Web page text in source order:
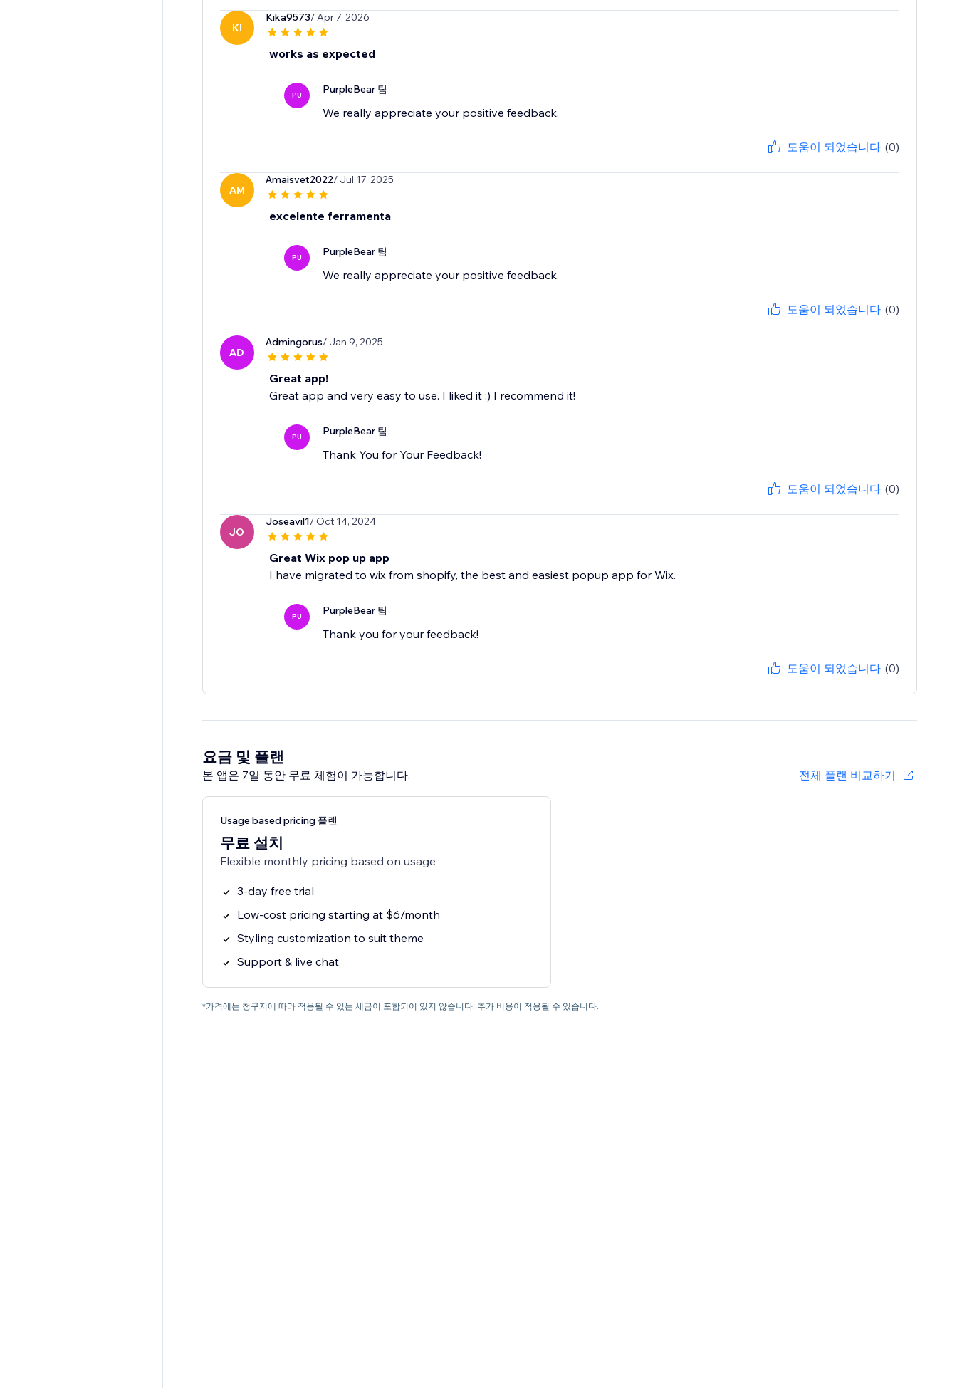
KI
Kika9573/ Apr 7, 2026
works as expected
PU PurpleBear 팀
We really appreciate your positive feedback.
도움이 되었습니다 (0)
AM
Amaisvet2022/ Jul 17, 2025
excelente ferramenta
PU PurpleBear 팀
We really appreciate your positive feedback.
도움이 되었습니다 (0)
AD
Admingorus/ Jan 9, 2025
Great app!
Great app and very easy to use. I liked it :) I recommend it!
PU PurpleBear 팀
Thank You for Your Feedback!
도움이 되었습니다 (0)
JO
Joseavil1/ Oct 14, 2024
Great Wix pop up app
I have migrated to wix from shopify, the best and easiest popup app for Wix.
PU PurpleBear 팀
Thank you for your feedback!
도움이 되었습니다 (0)
요금 및 플랜
본 앱은 7일 동안 무료 체험이 가능합니다. 전체 플랜 비교하기
Usage based pricing 플랜
무료 설치
Flexible monthly pricing based on usage
3-day free trial
Low-cost pricing starting at $6/month
Styling customization to suit theme
Support & live chat
*가격에는 청구지에 따라 적용될 수 있는 세금이 포함되어 있지 않습니다. 추가 비용이 적용될 수 있습니다.